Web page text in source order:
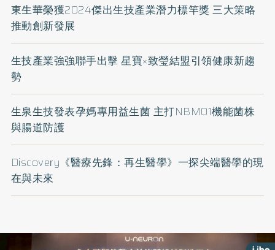
東生華榮獲2024傑出生技產業潛力標竿獎 三大策略
推動創新發展
生技產業強強聯手出擊 星寶×致瑩結盟引領健康新趨
勢
生泉生技發表孕媽專用益生菌 主打NBM01機能菌株
與腸道防護
Discovery《醫療先鋒：再生醫學》一探尖端醫學的現
在與未來